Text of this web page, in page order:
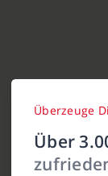
Überzeuge
Über